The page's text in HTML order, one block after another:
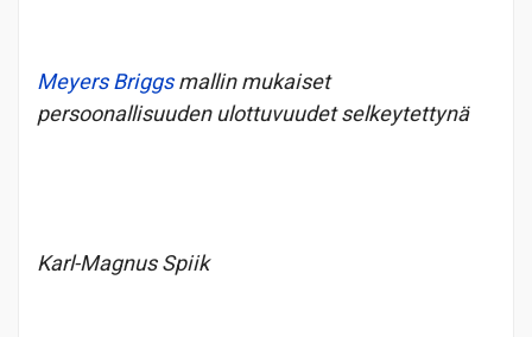
Meyers Briggsmallin mukaiset
persoonallisuuden ulottuvuudet selkeytettynä
Karl-Magnus Spiik